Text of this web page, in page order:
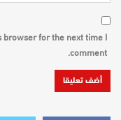
for the next time I
comment.